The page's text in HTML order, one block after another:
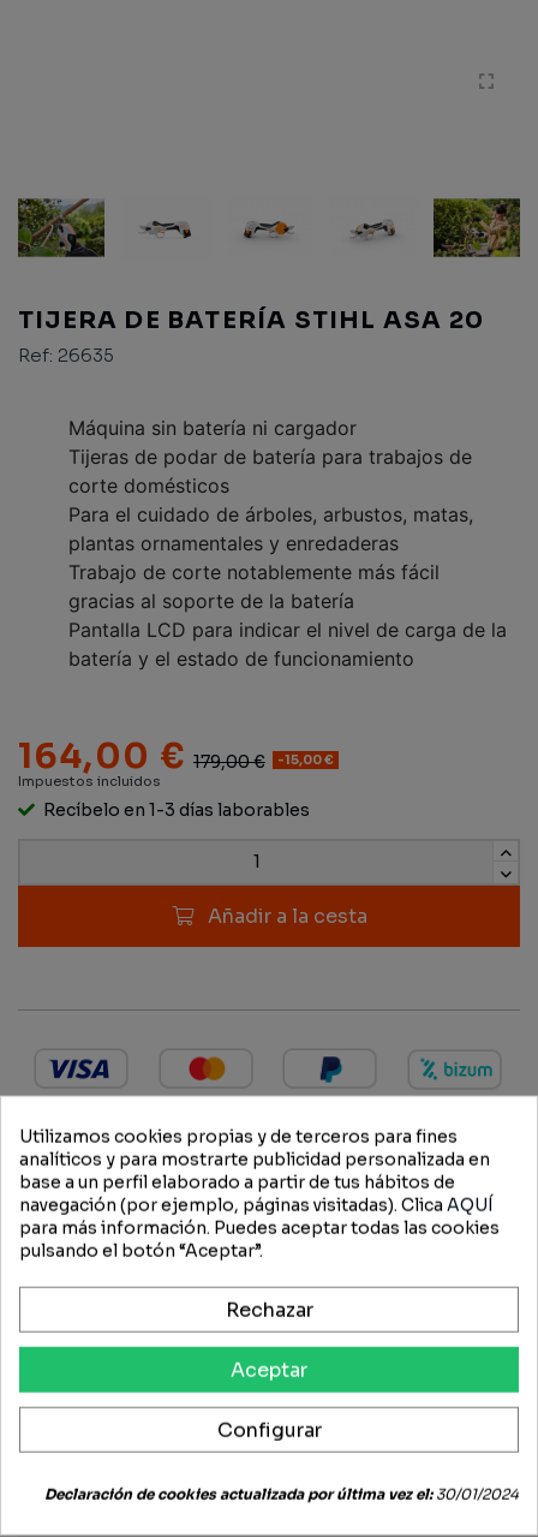
TIJERA DE BATERÍA STIHL ASA 20
Ref: 26635
Máquina sin batería ni cargador
Tijeras de podar de batería para trabajos de
corte domésticos
Para el cuidado de árboles, arbustos, matas,
plantas ornamentales y enredaderas
Trabajo de corte notablemente más fácil
gracias al soporte de la batería
Pantalla LCD para indicar el nivel de carga de la
batería y el estado de funcionamiento
164,00 € 179,00 € -15,00 €
Impuestos incluidos
Recíbelo en 1-3 días laborables
Añadir a la cesta
DESCRIPCIÓN
Detalles técnicos
Sistema de acumulador
AS
Peso del dispositivo sin batería
Cuchilla de ancho de apertura máx.
25 mm
Espesor máx. de corte ASA
Cortes máx. por carga de batería AS 22000 PC
Utilizamos cookies propias y de terceros para fines
analíticos y para mostrarte publicidad personalizada en
base a un perfil elaborado a partir de tus hábitos de
navegación (por ejemplo, páginas visitadas). Clica AQUÍ
para más información. Puedes aceptar todas las cookies
pulsando el botón “Aceptar”.
Rechazar
Aceptar
Configurar
Declaración de cookies actualizada por última vez el:30/01/2024